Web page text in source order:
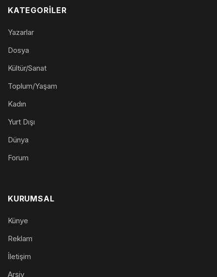
KATEGORILER
Yazarlar
Dosya
Kültür/Sanat
Toplum/Yaşam
Kadın
Yurt Dışı
Dünya
Forum
KURUMSAL
Künye
Reklam
İletişim
Arşiv